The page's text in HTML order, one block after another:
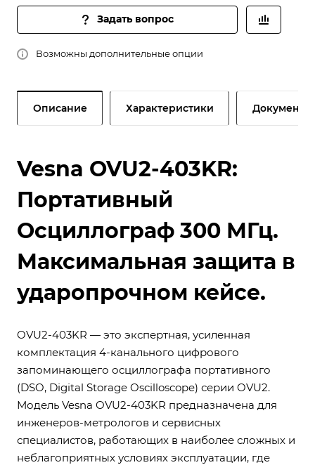
Задать вопрос
Возможны дополнительные опции
Описание Характеристики Документы
Vesna OVU2-403KR:
Портативный
Осциллограф 300 МГц.
Максимальная защита в
ударопрочном кейсе.
OVU2-403KR — это экспертная, усиленная
комплектация 4-канального цифрового
запоминающего осциллографа портативного
(DSO, Digital Storage Oscilloscope) серии OVU2.
Модель Vesna OVU2-403KR предназначена для
инженеров-метрологов и сервисных
специалистов, работающих в наиболее сложных и
неблагоприятных условиях эксплуатации, где